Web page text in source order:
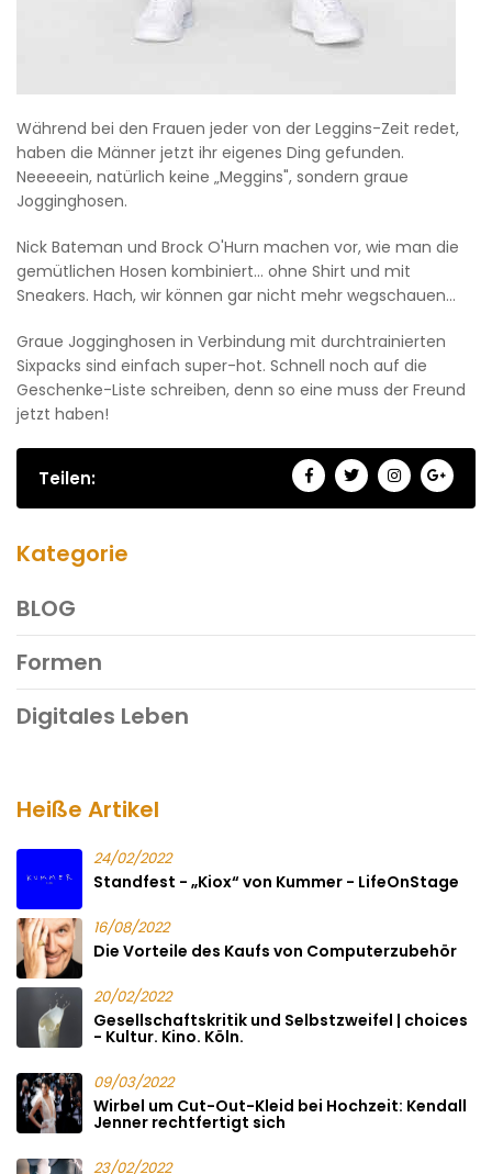
Während bei den Frauen jeder von der Leggins-Zeit redet,
haben die Männer jetzt ihr eigenes Ding gefunden.
Neeeeein, natürlich keine „Meggins", sondern graue
Jogginghosen.
Nick Bateman und Brock O'Hurn machen vor, wie man die
gemütlichen Hosen kombiniert... ohne Shirt und mit
Sneakers. Hach, wir können gar nicht mehr wegschauen...
Graue Jogginghosen in Verbindung mit durchtrainierten
Sixpacks sind einfach super-hot. Schnell noch auf die
Geschenke-Liste schreiben, denn so eine muss der Freund
jetzt haben!
Teilen:
Kategorie
BLOG
Formen
Digitales Leben
Heiße Artikel
24/02/2022
Standfest - „Kiox“ von Kummer - LifeOnStage
16/08/2022
Die Vorteile des Kaufs von Computerzubehör
20/02/2022
Gesellschaftskritik und Selbstzweifel | choices
- Kultur. Kino. Köln.
09/03/2022
Wirbel um Cut-Out-Kleid bei Hochzeit: Kendall
Jenner rechtfertigt sich
23/02/2022